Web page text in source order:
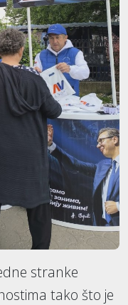
stranke
tako što je